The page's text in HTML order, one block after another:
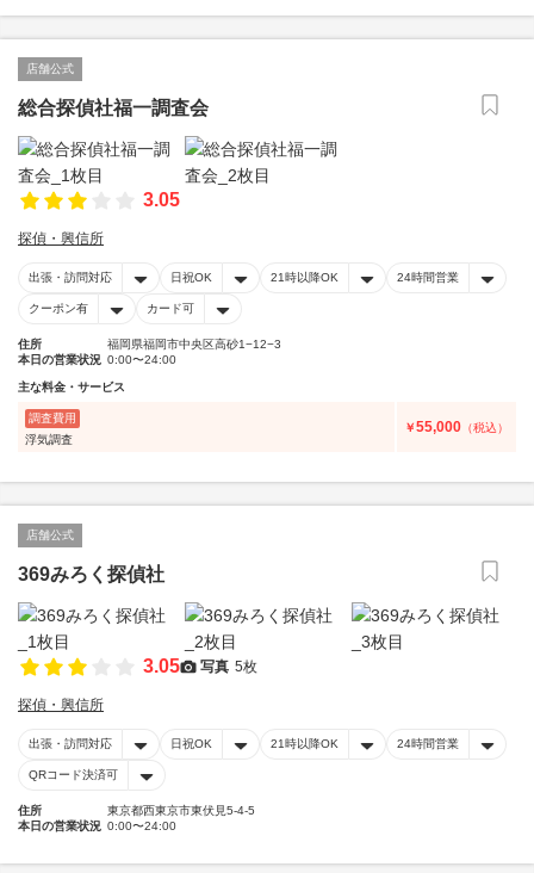
店舗公式
総合探偵社福一調査会
3.05
探偵・興信所
出張・訪問対応 日祝OK 21時以降OK 24時間営業
クーポン有 カード可
住所
福岡県福岡市中央区高砂1−12−3
本日の営業状況 0:00〜24:00
主な料金・サービス
調査費用
浮気調査
￥55,000 （税込）
店舗公式
369みろく探偵社
3.05 写真 5枚
探偵・興信所
出張・訪問対応 日祝OK 21時以降OK 24時間営業
QRコード決済可
住所
東京都西東京市東伏見5-4-5
本日の営業状況 0:00〜24:00